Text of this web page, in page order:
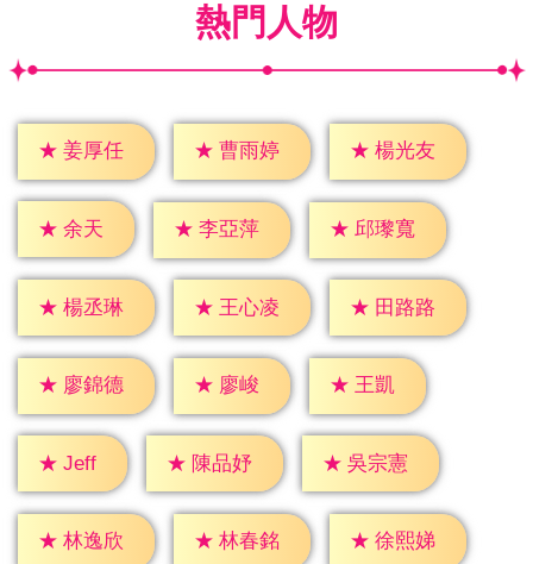
熱門人物
★ 姜厚任 ★ 曹雨婷 ★ 楊光友
★ 余天 ★ 李亞萍 ★ 邱瓈寬
★ 楊丞琳 ★ 王心凌 ★ 田路路
★ 廖錦德 ★ 廖峻 ★ 王凱
★ Jeff ★ 陳品妤 ★ 吳宗憲
★ 林逸欣 ★ 林春銘 ★ 徐熙娣